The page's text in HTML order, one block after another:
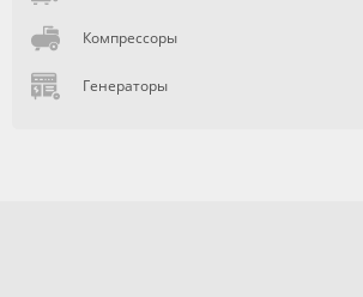
Компрессоры
Генераторы